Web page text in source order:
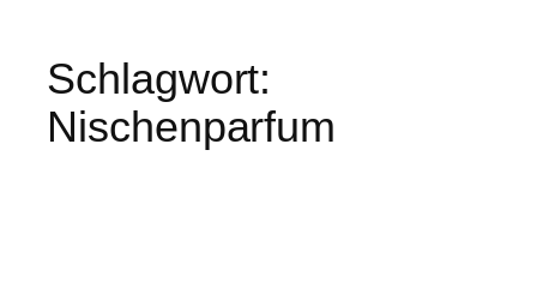
Schlagwort:
Nischenparfum